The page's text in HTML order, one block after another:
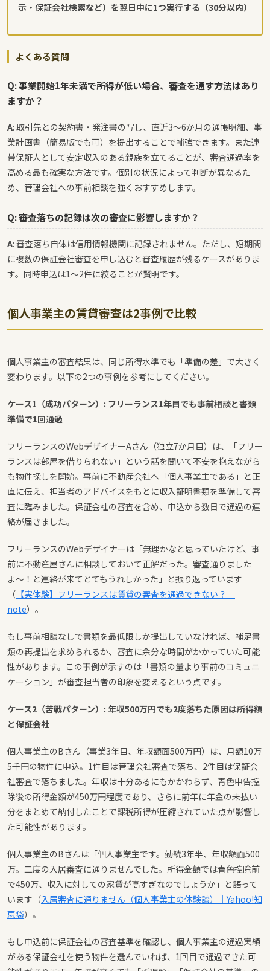
示・保証会社検索など）を翌日中に1つ実行する（30分以内）
よくある質問
Q: 事業開始1年未満で所得が低い場合、審査を通す方法はあり
ますか？
A: 取引先との契約書・発注書の写し、直近3〜6か月の通帳明細、事
業計画書（簡易版でも可）を提出することで補強できます。また連
帯保証人として安定収入のある親族を立てることが、審査通過率を
高める最も確実な方法です。個別の状況によって判断が異なるた
め、管理会社への事前相談を強くおすすめします。
Q: 審査落ちの記録は次の審査に影響しますか？
A: 審査落ち自体は信用情報機関に記録されません。ただし、短期間
に複数の保証会社審査を申し込むと審査履歴が残るケースがありま
す。同時申込は1〜2件に絞ることが賢明です。
個人事業主の賃貸審査は2事例で比較
個人事業主の審査結果は、同じ所得水準でも「準備の差」で大きく
変わります。以下の2つの事例を参考にしてください。
ケース1（成功パターン）: フリーランス1年目でも事前相談と書類
準備で1回通過
フリーランスのWebデザイナーAさん（独立7か月目）は、「フリー
ランスは部屋を借りられない」という話を聞いて不安を抱えながら
も物件探しを開始。事前に不動産会社へ「個人事業主である」と正
直に伝え、担当者のアドバイスをもとに収入証明書類を準備して審
査に臨みました。保証会社の審査を含め、申込から数日で通過の連
絡が届きました。
フリーランスのWebデザイナーは「無理かなと思っていたけど、事
前に不動産屋さんに相談しておいて正解だった。審査通りました
よ〜！と連絡が来てとてもうれしかった」と振り返っています
（ 【実体験】フリーランスは賃貸の審査を通過できない？｜
note）。
もし事前相談なしで書類を最低限しか提出していなければ、補足書
類の再提出を求められるか、審査に余分な時間がかかっていた可能
性があります。この事例が示すのは「書類の量より事前のコミュニ
ケーション」が審査担当者の印象を変えるという点です。
ケース2（苦戦パターン）: 年収500万円でも2度落ちた原因は所得額
と保証会社
個人事業主のBさん（事業3年目、年収額面500万円）は、月額10万
5千円の物件に申込。1件目は管理会社審査で落ち、2件目は保証会
社審査で落ちました。年収は十分あるにもかかわらず、青色申告控
除後の所得金額が450万円程度であり、さらに前年に年金の未払い
分をまとめて納付したことで課税所得が圧縮されていた点が影響し
た可能性があります。
個人事業主のBさんは「個人事業主です。勤続3年半、年収額面500
万。二度の入居審査に通りませんでした。所得金額では青色控除前
で450万、収入に対しての家賃が高すぎなのでしょうか」と語って
います（入居審査に通りません（個人事業主の体験談）｜Yahoo!知
恵袋）。
もし申込前に保証会社の審査基準を確認し、個人事業主の通過実績
がある保証会社を使う物件を選んでいれば、1回目で通過できた可